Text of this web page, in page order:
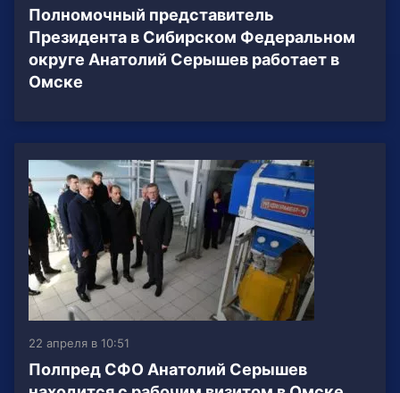
Полномочный представитель
Президента в Сибирском Федеральном
округе Анатолий Серышев работает в
Омске
22 апреля в 10:51
Полпред СФО Анатолий Серышев